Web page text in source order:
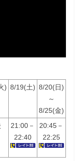
) 8/19(土) 8/20(日)
～
8/25(金)
21:00－
22:40
20:45－
22:25